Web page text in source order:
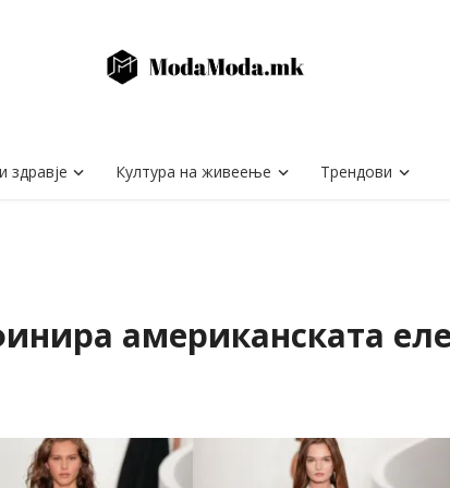
здравје Култура на живеење Трендови
американската